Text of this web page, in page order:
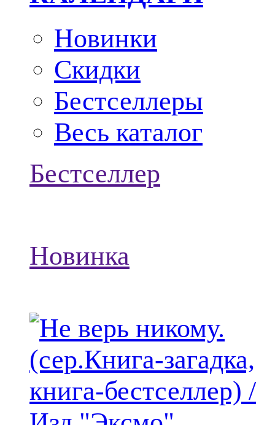
Новинки
Скидки
Бестселлеры
Весь каталог
Бестселлер
Новинка